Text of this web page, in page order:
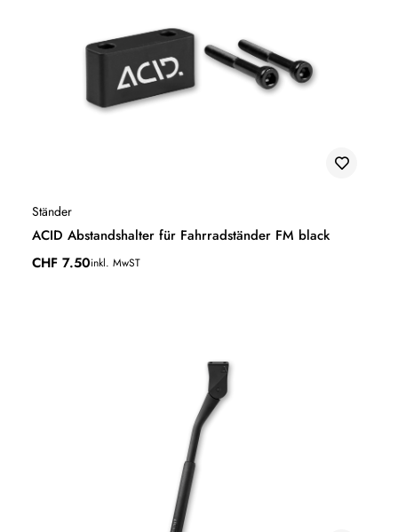
Ständer
ACID Abstandshalter für Fahrradständer FM black
CHF 7.50inkl. MwST